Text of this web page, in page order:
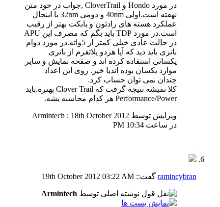
در مورد Hondo و CloverTrail ,جواب در خود متن
نهفته است.اولی 40nm و دومی 32nm با اینحال
عملکرد هسته های رادئون و بابکت بهتر از رقیب
است.در مورد TDP باید بگم که مصرف این APU
در حالت عادی خیلی کمتر از 5واته.در مورد دوام
باتری باید دید که آیا هردو پلاتفرم از باتری
یکسانی استفاده کرده اند و صفحه نمایش و سایر
موارد یکسان بوده اندیا خیر. روی این اعداد
چندان نمی توان حساب کرد.
کلا نمیشه نتیجه گرفت که Clover Trail بهتره.باید
Performance/Power هر کدام محاسبه بشه.
ویرایش توسط Armintech : 18th October 2012
در ساعت 10:34 PM
ramincybran گفت:: 19th October 2012 03:22 AM
نوشته اصلی توسط Armintech